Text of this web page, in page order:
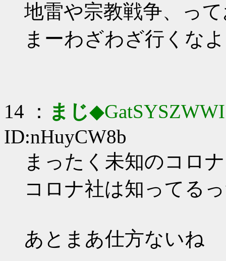
地雷や宗教戦争、っ
まーわざわざ行くな
14 ： まじ◆GatSYSZWWI
ID:nHuyCW8b
まったく未知のコロ
コロナ社は知ってる
あとまあ仕方ないね